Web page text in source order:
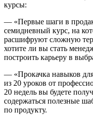
курсы:
— «Первые шаги в
семидневный курс, на
расшифруют сложную
хотите ли вы стать
построить карьеру в
— «Прокачка навыков
из 20 уроков от
20 недель вы будете
содержаться полезные
по продукту.